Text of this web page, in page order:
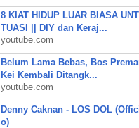
8 KIAT HIDUP LUAR BIASA
TUASI || DIY dan Keraj...
youtube.com
Belum Lama Bebas, Bos
Kei Kembali Ditangk...
youtube.com
Denny Caknan - LOS DOL
o)